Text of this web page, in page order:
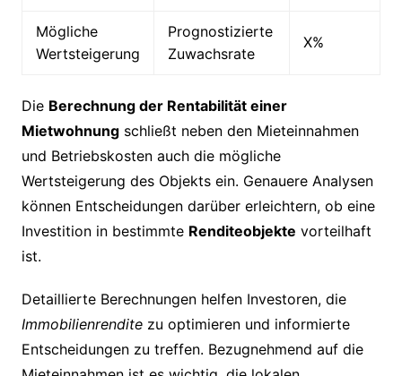
Mögliche
Wertsteigerung
Prognostizierte
Zuwachsrate
X%
Die Berechnung der Rentabilität einer
Mietwohnungschließt neben den Mieteinnahmen
und Betriebskosten auch die mögliche
Wertsteigerung des Objekts ein. Genauere Analysen
können Entscheidungen darüber erleichtern, ob eine
Investition in bestimmte Renditeobjekte vorteilhaft
ist.
Detaillierte Berechnungen helfen Investoren, die
Immobilienrenditezu optimieren und informierte
Entscheidungen zu treffen. Bezugnehmend auf die